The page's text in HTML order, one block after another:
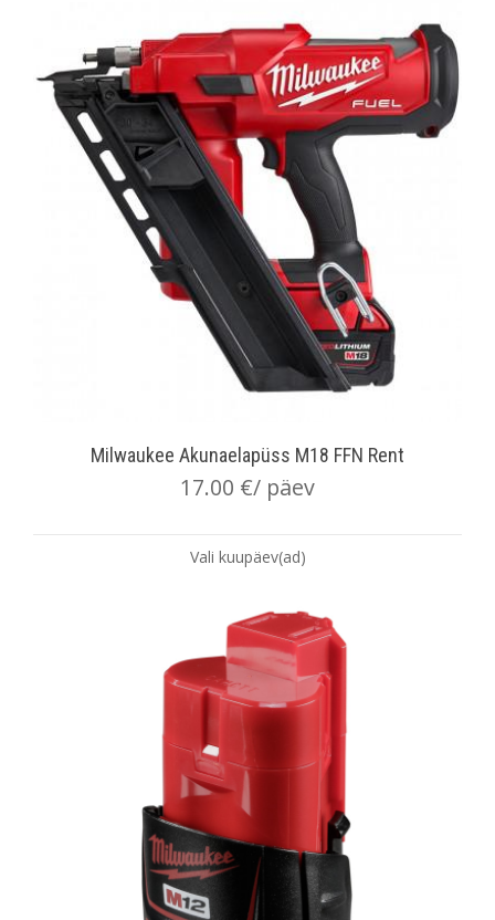
Milwaukee Akunaelapüss M18 FFN Rent
17.00 €/ päev
Vali kuupäev(ad)